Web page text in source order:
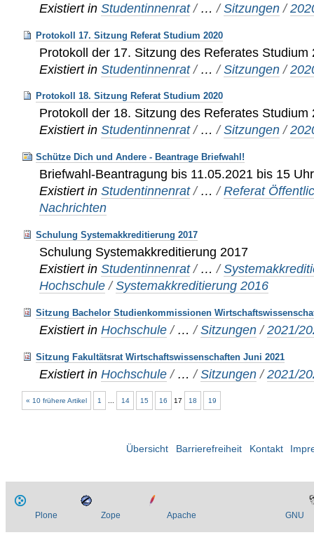
Existiert in Studentinnenrat / …/Sitzungen /
Protokoll 17. Sitzung Referat Studium 2020
Protokoll der 17. Sitzung des Referates Studium
Existiert in Studentinnenrat / …/Sitzungen /
Protokoll 18. Sitzung Referat Studium 2020
Protokoll der 18. Sitzung des Referates Studium
Existiert in Studentinnenrat / …/Sitzungen /
Schütze Dich und Andere - Beantrage Briefwahl!
Briefwahl-Beantragung bis 11.05.2021 bis 15
Existiert in Studentinnenrat / …/Referat
Nachrichten
Schulung Systemakkreditierung 2017
Schulung Systemakkreditierung 2017
Existiert in Studentinnenrat / …/
Hochschule /Systemakkreditierung 2016
Sitzung Bachelor Studienkommissionen
Existiert in Hochschule / …/Sitzungen /2021/
Sitzung Fakultätsrat Wirtschaftswissenschaften Juni 2021
Existiert in Hochschule / …/Sitzungen /2021/
« 10 frühere Artikel 1 14 15 16 17 18 19
Übersicht Barrierefreiheit Kontakt
Plone Zope Apache GNU